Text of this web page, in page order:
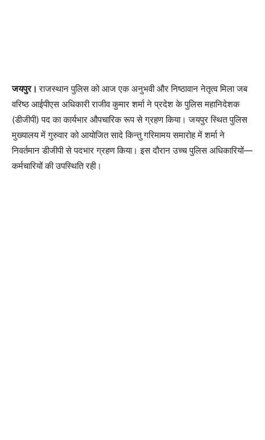
जयपुर।राजस्थान पुलिस को आज एक अनुभवी और निष्ठावान नेतृत्व मिला जब
वरिष्ठ आईपीएस अधिकारी राजीव कुमार शर्मा ने प्रदेश के पुलिस महानिदेशक
(डीजीपी) पद का कार्यभार औपचारिक रूप से ग्रहण किया। जयपुर स्थित पुलिस
मुख्यालय में गुरुवार को आयोजित सादे किन्तु गरिमामय समारोह में शर्मा ने
निवर्तमान डीजीपी से पदभार ग्रहण किया। इस दौरान उच्च पुलिस अधिकारियों—
कर्मचारियों की उपस्थिति रही।